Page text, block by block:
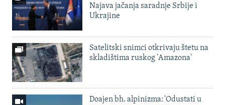
Najava jačanja saradnje Srbije i
Ukrajine
Satelitski snimci otkrivaju štetu na
skladištima ruskog 'Amazona'
Doajen bh. alpinizma: 'Odustati u